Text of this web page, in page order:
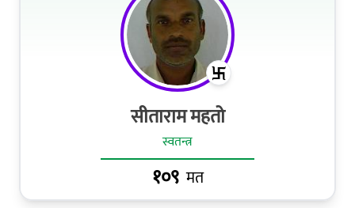
सीताराम महतो
स्वतन्त्र
१०९ मत